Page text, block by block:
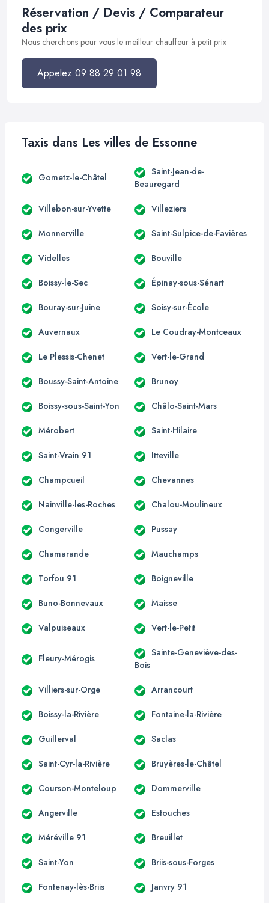
Réservation / Devis / Comparateur
des prix
Nous cherchons pour vous le meilleur chauffeur à petit prix
Appelez 09 88 29 01 98
Taxis dans Les villes de Essonne
Gometz-le-Châtel
Saint-Jean-de-
Beauregard
Villebon-sur-Yvette Villeziers
Monnerville Saint-Sulpice-de-Favières
Videlles Bouville
Boissy-le-Sec Épinay-sous-Sénart
Bouray-sur-Juine Soisy-sur-École
Auvernaux Le Coudray-Montceaux
Le Plessis-Chenet Vert-le-Grand
Boussy-Saint-Antoine Brunoy
Boissy-sous-Saint-Yon Châlo-Saint-Mars
Mérobert Saint-Hilaire
Saint-Vrain 91 Itteville
Champcueil Chevannes
Nainville-les-Roches Chalou-Moulineux
Congerville Pussay
Chamarande Mauchamps
Torfou 91 Boigneville
Buno-Bonnevaux Maisse
Valpuiseaux Vert-le-Petit
Fleury-Mérogis
Sainte-Geneviève-des-
Bois
Villiers-sur-Orge Arrancourt
Boissy-la-Rivière Fontaine-la-Rivière
Guillerval Saclas
Saint-Cyr-la-Rivière Bruyères-le-Châtel
Courson-Monteloup Dommerville
Angerville Estouches
Méréville 91 Breuillet
Saint-Yon Briis-sous-Forges
Fontenay-lès-Briis Janvry 91